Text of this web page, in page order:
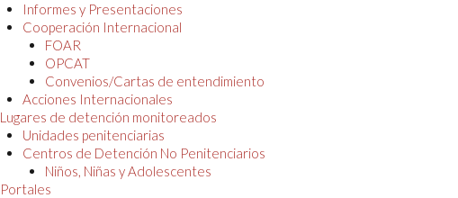
Informes y Presentaciones
Cooperación Internacional
FOAR
OPCAT
Convenios/Cartas de entendimiento
Acciones Internacionales
Lugares de detención monitoreados
Unidades penitenciarias
Centros de Detención No Penitenciarios
Niños, Niñas y Adolescentes
Portales